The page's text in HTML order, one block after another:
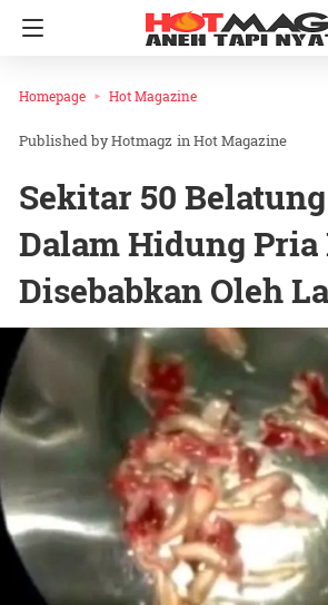
Homepage Hot Magazine
Hotmagz inHot Magazine
Sekitar 50
Dalam Hidung
Disebabkan Oleh